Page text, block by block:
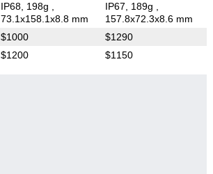
IP68, 198g
73.1x158.1x8.8 mm
IP67, 189g
157.8x72.3x8.6 mm
$1000 $1290
$1200 $1150